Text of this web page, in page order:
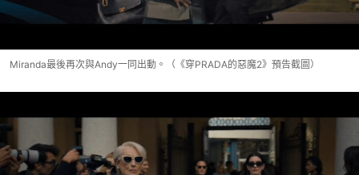
Miranda最後再次與Andy一同出動。（《穿PRADA的惡魔2》預告截圖）